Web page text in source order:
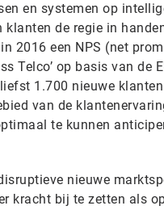
en systemen op
de regie in
2016 een NPS (net
Telco’ op basis van de
1.700 nieuwe klanten
van de
te kunnen
nieuwe
kracht bij te zetten als